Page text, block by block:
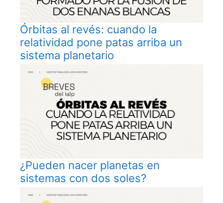
Órbitas al revés: cuando la
relatividad pone patas arriba un
sistema planetario
¿Pueden nacer planetas en
sistemas con dos soles?